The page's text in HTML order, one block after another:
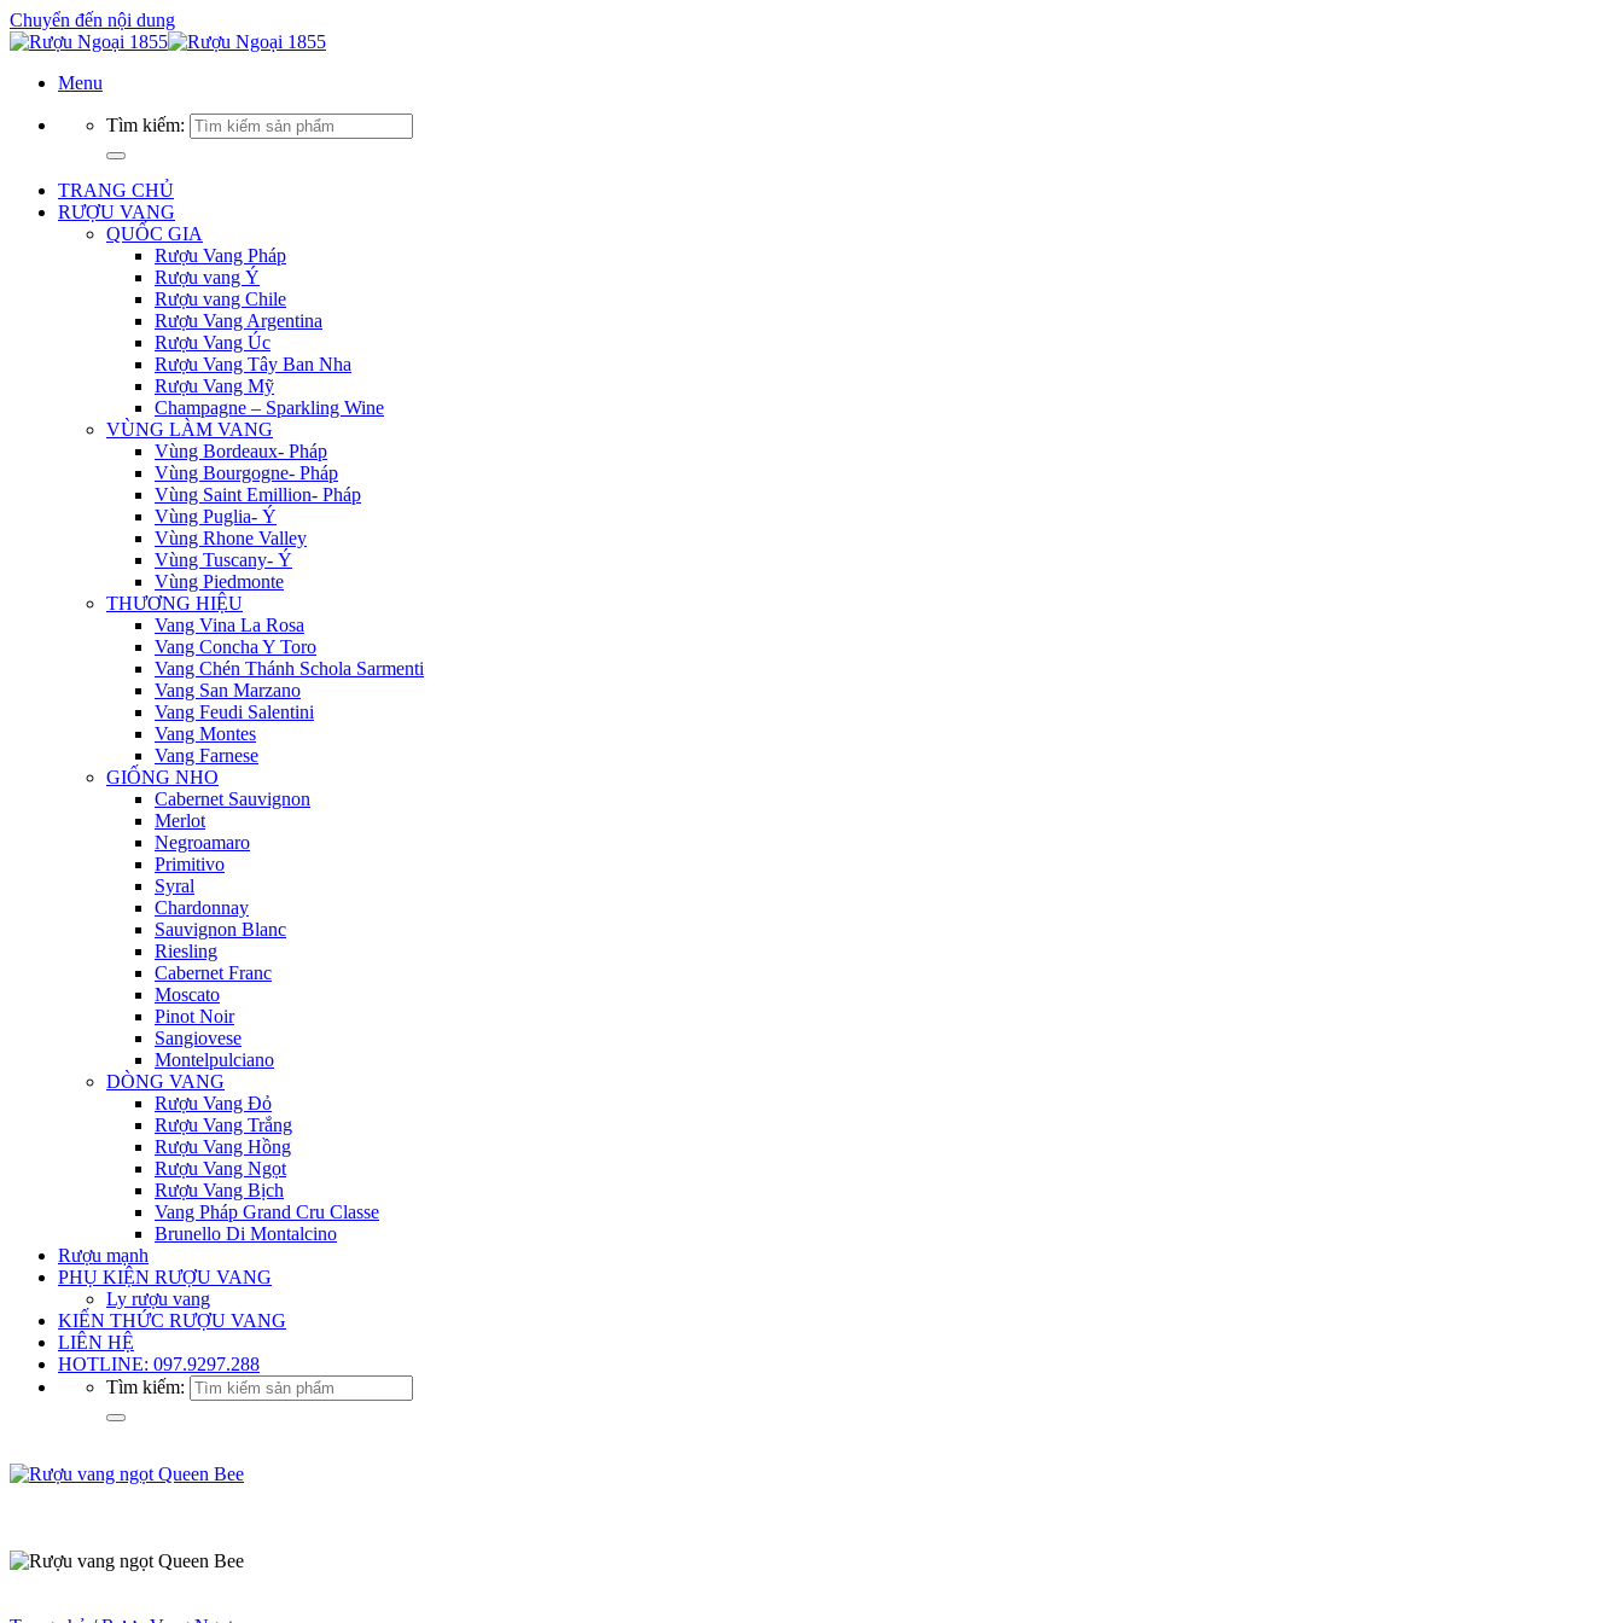
Chuyển đến nội dung
Menu
Tìm kiếm:
TRANG CHỦ
RƯỢU VANG
QUỐC GIA
Rượu Vang Pháp
Rượu vang Ý
Rượu vang Chile
Rượu Vang Argentina
Rượu Vang Úc
Rượu Vang Tây Ban Nha
Rượu Vang Mỹ
Champagne – Sparkling Wine
VÙNG LÀM VANG
Vùng Bordeaux- Pháp
Vùng Bourgogne- Pháp
Vùng Saint Emillion- Pháp
Vùng Puglia- Ý
Vùng Rhone Valley
Vùng Tuscany- Ý
Vùng Piedmonte
THƯƠNG HIỆU
Vang Vina La Rosa
Vang Concha Y Toro
Vang Chén Thánh Schola Sarmenti
Vang San Marzano
Vang Feudi Salentini
Vang Montes
Vang Farnese
GIỐNG NHO
Cabernet Sauvignon
Merlot
Negroamaro
Primitivo
Syral
Chardonnay
Sauvignon Blanc
Riesling
Cabernet Franc
Moscato
Pinot Noir
Sangiovese
Montelpulciano
DÒNG VANG
Rượu Vang Đỏ
Rượu Vang Trắng
Rượu Vang Hồng
Rượu Vang Ngọt
Rượu Vang Bịch
Vang Pháp Grand Cru Classe
Brunello Di Montalcino
Rượu mạnh
PHỤ KIỆN RƯỢU VANG
Ly rượu vang
KIẾN THỨC RƯỢU VANG
LIÊN HỆ
HOTLINE: 097.9297.288
Tìm kiếm: